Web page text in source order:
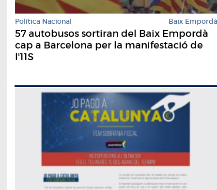
Política Nacional Baix Empordà
57 autobusos sortiran del Baix Empordà
cap a Barcelona per la manifestació de
l'11S